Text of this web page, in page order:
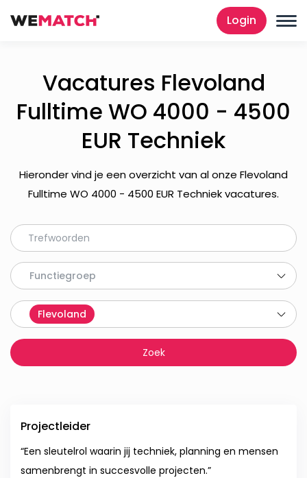
Login
Vacatures Flevoland
Fulltime WO 4000 - 4500
EUR Techniek
Hieronder vind je een overzicht van al onze Flevoland
Fulltime WO 4000 - 4500 EUR Techniek vacatures.
Functiegroep
Flevoland
Projectleider
“Een sleutelrol waarin jij techniek, planning en mensen
samenbrengt in succesvolle projecten.”